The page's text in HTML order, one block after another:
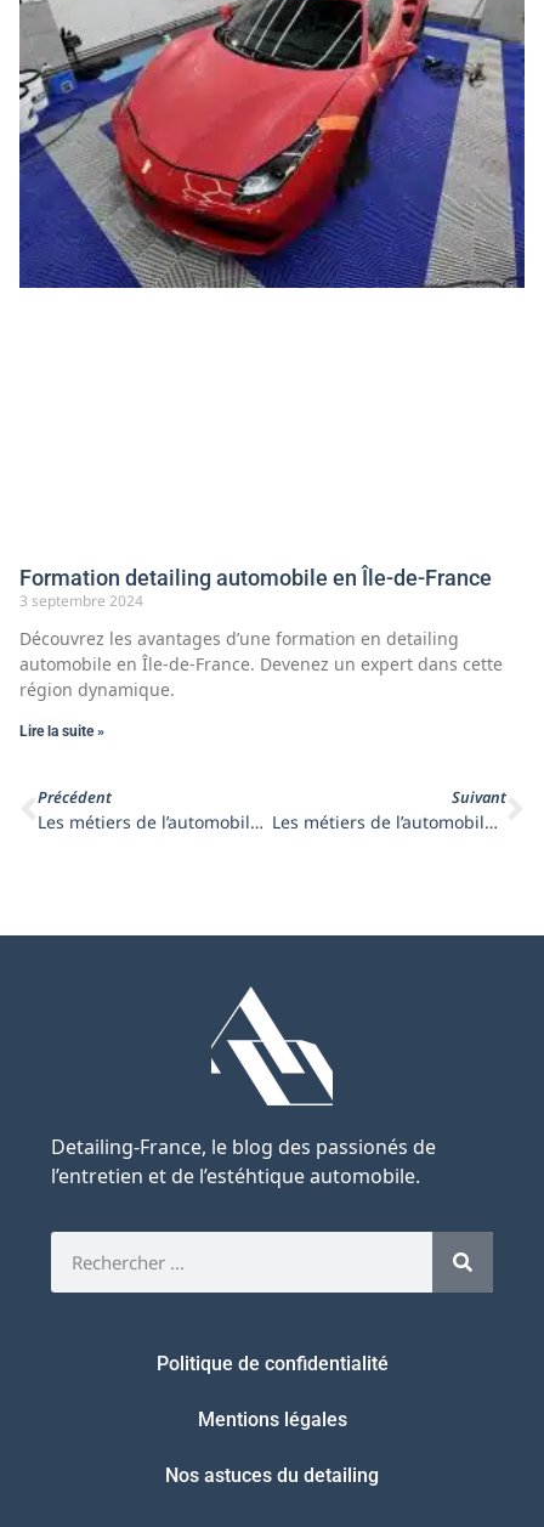
Formation detailing automobile en Île-de-France
3 septembre 2024
Découvrez les avantages d’une formation en detailing
automobile en Île-de-France. Devenez un expert dans cette
région dynamique.
Lire la suite »
Précédent
Les métiers de l’automobile : le laveur de voiture
Suivant
Les métiers de l’automobile : le nettoyeur de voiture
Detailing-France, le blog des passionés de
l’entretien et de l’estéhtique automobile.
Politique de confidentialité
Mentions légales
Nos astuces du detailing